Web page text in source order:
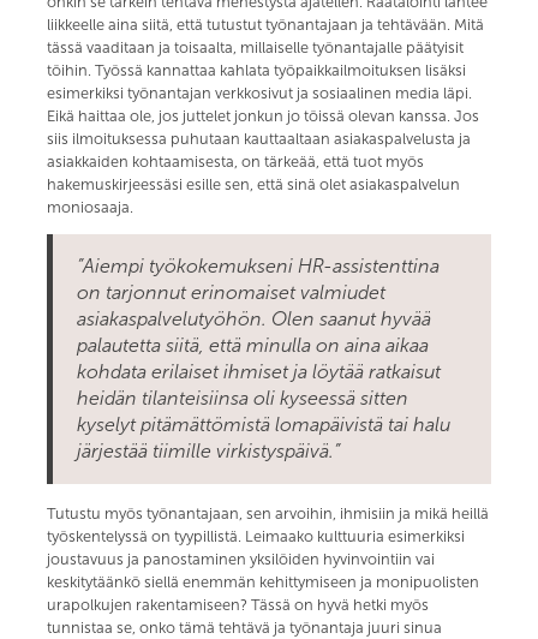
liikkeelle aina siitä, että tutustut työnantajaan ja tehtävään. Mitä
tässä vaaditaan ja toisaalta, millaiselle työnantajalle päätyisit
töihin. Työssä kannattaa kahlata työpaikkailmoituksen lisäksi
esimerkiksi työnantajan verkkosivut ja sosiaalinen media läpi.
Eikä haittaa ole, jos juttelet jonkun jo töissä olevan kanssa. Jos
siis ilmoituksessa puhutaan kauttaaltaan asiakaspalvelusta ja
asiakkaiden kohtaamisesta, on tärkeää, että tuot myös
hakemuskirjeessäsi esille sen, että sinä olet asiakaspalvelun
moniosaaja.
”Aiempi työkokemukseni HR-assistenttina
on tarjonnut erinomaiset valmiudet
asiakaspalvelutyöhön. Olen saanut hyvää
palautetta siitä, että minulla on aina aikaa
kohdata erilaiset ihmiset ja löytää ratkaisut
heidän tilanteisiinsa oli kyseessä sitten
kyselyt pitämättömistä lomapäivistä tai halu
järjestää tiimille virkistyspäivä.”
Tutustu myös työnantajaan, sen arvoihin, ihmisiin ja mikä heillä
työskentelyssä on tyypillistä. Leimaako kulttuuria esimerkiksi
joustavuus ja panostaminen yksilöiden hyvinvointiin vai
keskitytäänkö siellä enemmän kehittymiseen ja monipuolisten
urapolkujen rakentamiseen? Tässä on hyvä hetki myös
tunnistaa se, onko tämä tehtävä ja työnantaja juuri sinua